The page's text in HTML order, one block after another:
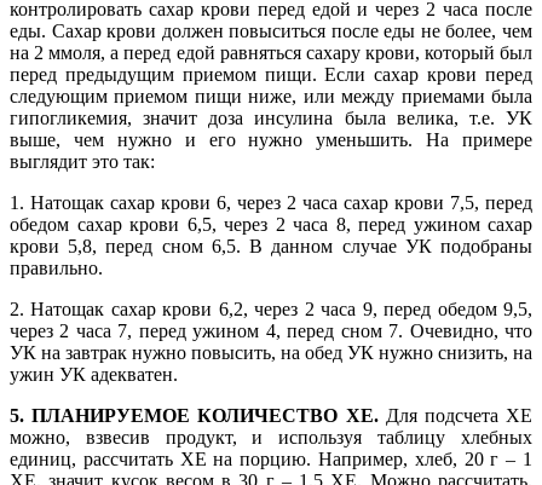
контролировать сахар крови перед едой и через 2 часа после
еды. Сахар крови должен повыситься после еды не более, чем
на 2 ммоля, а перед едой равняться сахару крови, который был
перед предыдущим приемом пищи. Если сахар крови перед
следующим приемом пищи ниже, или между приемами была
гипогликемия, значит доза инсулина была велика, т.е. УК
выше, чем нужно и его нужно уменьшить. На примере
выглядит это так:
1. Натощак сахар крови 6, через 2 часа сахар крови 7,5, перед
обедом сахар крови 6,5, через 2 часа 8, перед ужином сахар
крови 5,8, перед сном 6,5. В данном случае УК подобраны
правильно.
2. Натощак сахар крови 6,2, через 2 часа 9, перед обедом 9,5,
через 2 часа 7, перед ужином 4, перед сном 7. Очевидно, что
УК на завтрак нужно повысить, на обед УК нужно снизить, на
ужин УК адекватен.
5. ПЛАНИРУЕМОЕ КОЛИЧЕСТВО ХЕ.Для подсчета ХЕ
можно, взвесив продукт, и используя таблицу хлебных
единиц, рассчитать ХЕ на порцию. Например, хлеб, 20 г – 1
ХЕ, значит кусок весом в 30 г – 1,5 ХЕ. Можно рассчитать,